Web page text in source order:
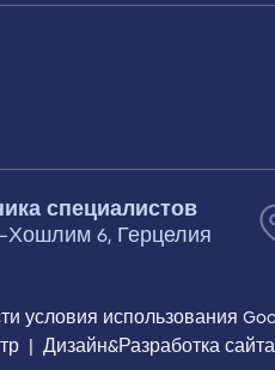
специалистов
Хошлим 6, Герцелия
условия использования
| Дизайн&Разработка сайта